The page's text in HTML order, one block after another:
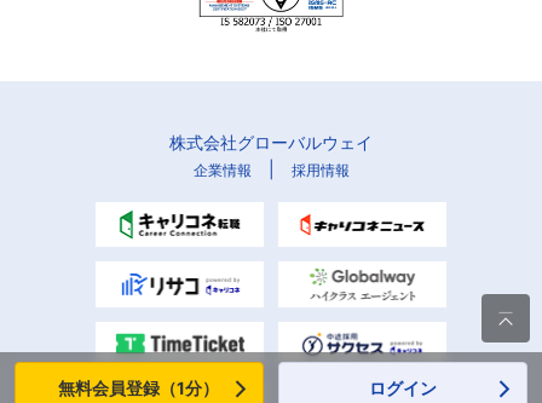
株式会社グローバルウェイ
企業情報 採用情報

無料会員登録（1分） ログイン